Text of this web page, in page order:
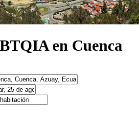
en Cuenca